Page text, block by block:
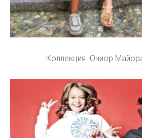
Коллекция Юниор